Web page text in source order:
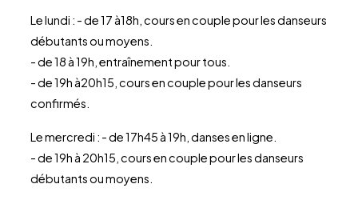
Le lundi : - de 17 à18h, cours en couple pour les danseurs
débutants ou moyens.
- de 18 à 19h, entraînement pour tous.
- de 19h à20h15, cours en couple pour les danseurs
confirmés.
Le mercredi : - de 17h45 à 19h, danses en ligne.
- de 19h à 20h15, cours en couple pour les danseurs
débutants ou moyens.